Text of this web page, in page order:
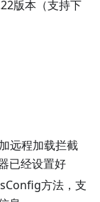
版本（支持下
远程加载拦截
已经设置好
方法，支